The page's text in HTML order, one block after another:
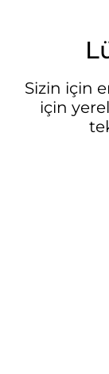
Sizin için
için